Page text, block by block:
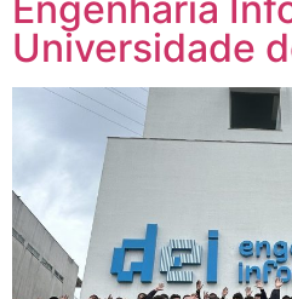
Universidade